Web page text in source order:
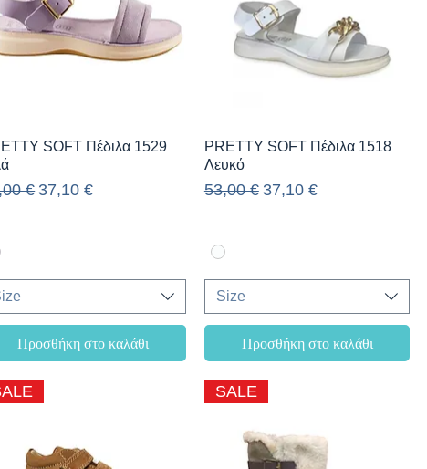
Γρήγορη προβολή
SOFT Πέδιλα 1529
τιμή
€ Τιμή Έκπτωσης
37,10 €
Προσθήκη στο καλάθι
Γρήγορη προβολή
PRETTY SOFT Πέδιλα 1518
Λευκό
Κανονική τιμή
53,00 € Τιμή Έκπτωσης
37,10 €
Size
Προσθήκη στο καλάθι
SALE